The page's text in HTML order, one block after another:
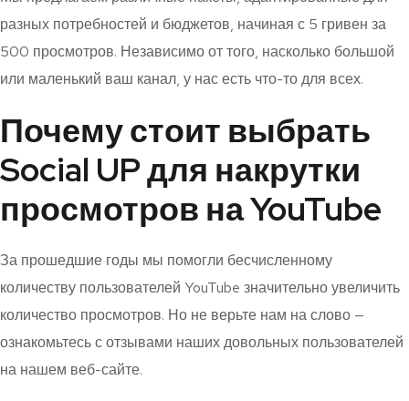
разных потребностей и бюджетов, начиная с 5 гривен за
500 просмотров. Независимо от того, насколько большой
или маленький ваш канал, у нас есть что-то для всех.
Почему стоит выбрать
Social UP для накрутки
просмотров на YouTube
За прошедшие годы мы помогли бесчисленному
количеству пользователей YouTube значительно увеличить
количество просмотров. Но не верьте нам на слово —
ознакомьтесь с отзывами наших довольных пользователей
на нашем веб-сайте.